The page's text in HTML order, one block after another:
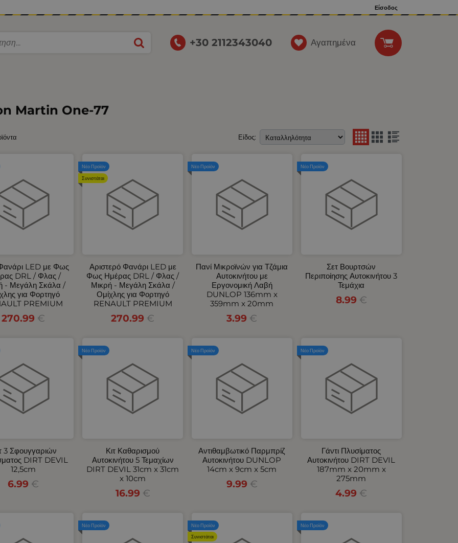
Είσοδος
+30 2112343040 Αγαπημένα
Martin One-77
Είδος:
LED με Φως
DRL / Φλας /
- Μεγάλη Σκάλα /
για Φορτηγό
PREMIUM
270.99 €
Αριστερό Φανάρι LED με
Φως Ημέρας DRL / Φλας /
Μικρή - Μεγάλη Σκάλα /
Ομίχλης για Φορτηγό
RENAULT PREMIUM
270.99 €
Νέο Προϊόν
Συνιστάται
Πανί Μικροϊνών για Τζάμια
Αυτοκινήτου με
Εργονομική Λαβή
DUNLOP 136mm x
359mm x 20mm
3.99 €
Νέο Προϊόν
Σετ Βουρτσών
Περιποίησης Αυτοκινήτου 3
Τεμάχια
8.99 €
Νέο Προϊόν
3 Σφουγγαριών
DIRT DEVIL
12,5cm
6.99 €
Κιτ Καθαρισμού
Αυτοκινήτου 5 Τεμαχίων
DIRT DEVIL 31cm x 31cm
x 10cm
16.99 €
Νέο Προϊόν
Αντιθαμβωτικό Παρμπρίζ
Αυτοκινήτου DUNLOP
14cm x 9cm x 5cm
9.99 €
Νέο Προϊόν
Γάντι Πλυσίματος
Αυτοκινήτου DIRT DEVIL
187mm x 20mm x
275mm
4.99 €
Νέο Προϊόν
Νέο Προϊόν Νέο Προϊόν
Συνιστάται
Νέο Προϊόν